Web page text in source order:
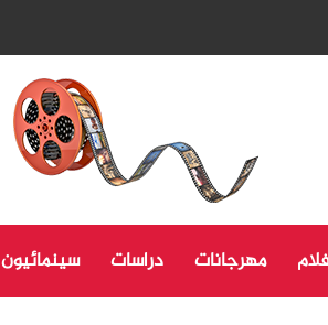
مهرجانات دراسات سينمائيون